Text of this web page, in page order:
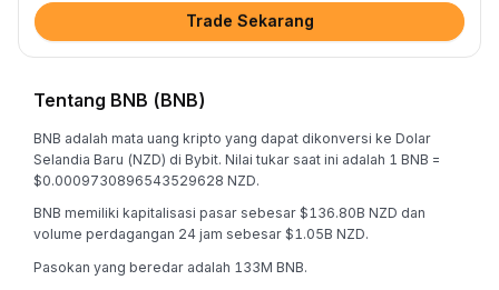
Trade Sekarang
Tentang BNB (BNB)
BNB adalah mata uang kripto yang dapat dikonversi ke Dolar
Selandia Baru (NZD) di Bybit. Nilai tukar saat ini adalah 1 BNB =
$0.0009730896543529628 NZD.
BNB memiliki kapitalisasi pasar sebesar $136.80B NZD dan
volume perdagangan 24 jam sebesar $1.05B NZD.
Pasokan yang beredar adalah 133M BNB.